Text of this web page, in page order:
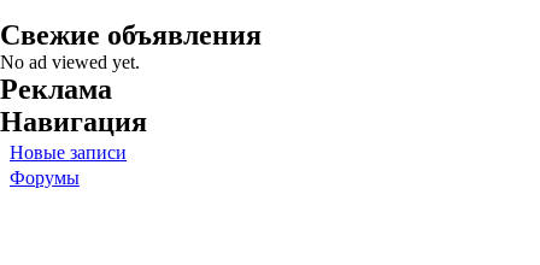
Свежие объявления
No ad viewed yet.
Реклама
Навигация
Новые записи
Форумы